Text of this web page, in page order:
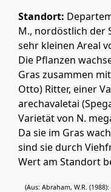
Standort:
M., nordöstlich der
sehr kleinen Areal
Die Pflanzen
Gras zusammen
Otto) Ritter, einer
arechavaletai
Varietät von N.
Da sie im Gras
sind sie durch
Wert am Standort
(Aus: Abraham, W.R.